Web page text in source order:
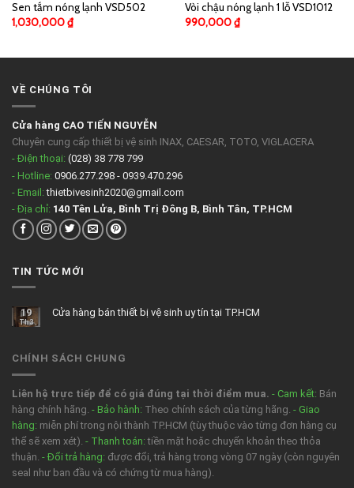
Sen tắm nóng lạnh VSD502
1,030,000₫
Vòi chậu nóng lạnh 1 lỗ VSD1012
990,000₫
VỀ CHÚNG TÔI
Cửa hàng CAO TIẾN NGUYỄN
Chuyên cung cấp thiết bị vệ sinh INAX, CAESAR, TOTO, VIGLACERA
- Điện thoại: (028) 38 778 799
- Hotline: 0906.277.298 - 0939.470.296
- Email: thietbivesinh2020@gmail.com
- Địa chỉ: 140 Tên Lửa, Bình Trị Đông B, Bình Tân, TP.HCM
TIN TỨC MỚI
19
Th3
Cửa hàng bán thiết bị vệ sinh uy tín tại TP.HCM
CHÍNH SÁCH CHUNG
Liên hệ trực tiếp để có giá đúng tại thời điểm mua. - Cam kết: Bán
hàng chính hãng. - Bảo hành: Theo chính sách của từng hãng. - Giao
hàng: miễn phí trong nội thành TP.HCM (tùy thuộc vào từng đơn hàng cụ
thể sẽ xem xét). - Thanh toán: tiền mặt hoặc chuyển khoản theo thỏa
thuận. - Đổi trả hàng: được đổi, trả hàng trong vòng 07 ngày (còn nguyên
seal như ban đầu và có chứng từ mua hàng).